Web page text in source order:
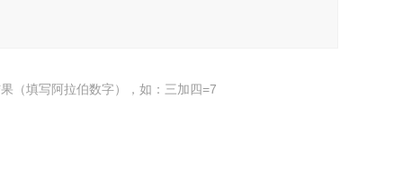
（填写阿拉伯数字），如：三加四=7